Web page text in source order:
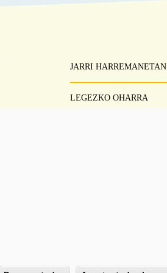
Pie
Menú
JARRI
LEGEZKO OHARRA